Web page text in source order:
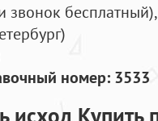
звонок бесплатный),
номер: 3533
исход Купить